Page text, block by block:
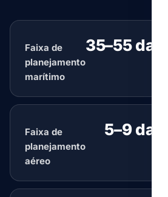
Faixa de
planejamento
marítimo
35–55 days
Faixa de
planejamento
aéreo
5–9 days